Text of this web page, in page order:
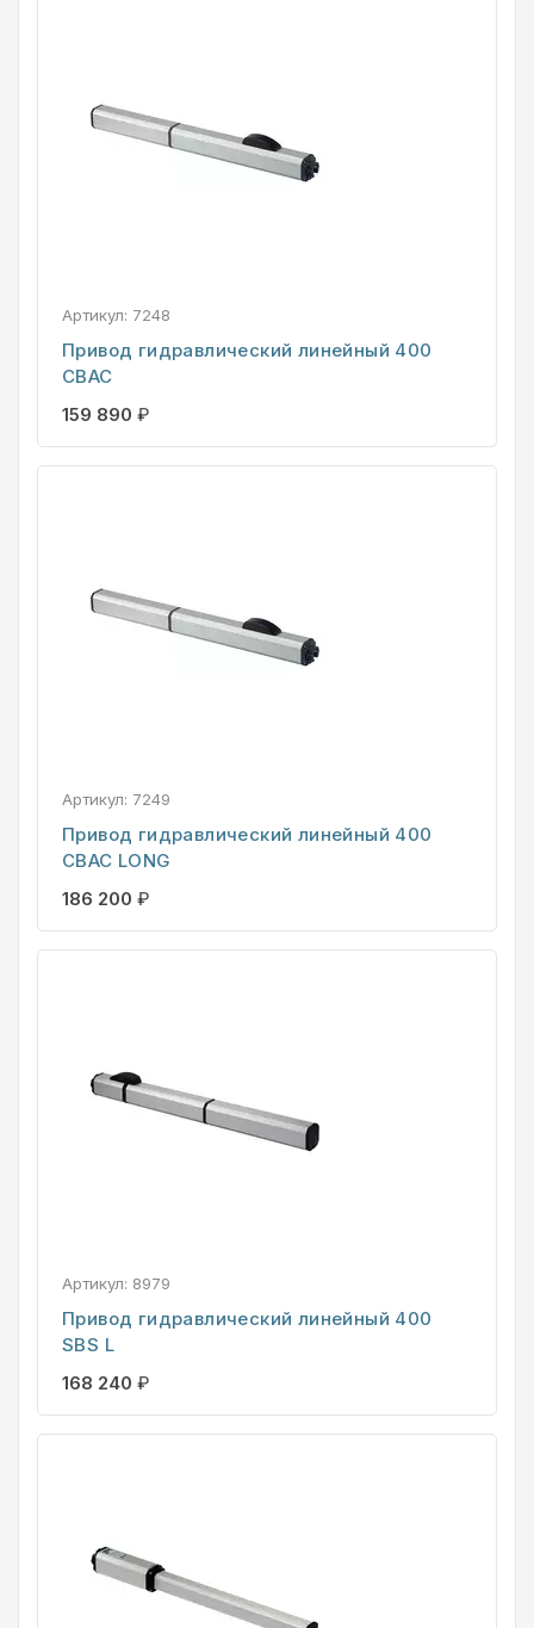
Артикул: 7248
Привод гидравлический линейный 400
CBAC
159 890 ₽
Артикул: 7249
Привод гидравлический линейный 400
CBAC LONG
186 200 ₽
Артикул: 8979
Привод гидравлический линейный 400
SBS L
168 240 ₽